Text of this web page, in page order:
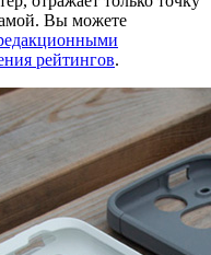
Вы можете
рейтингов.